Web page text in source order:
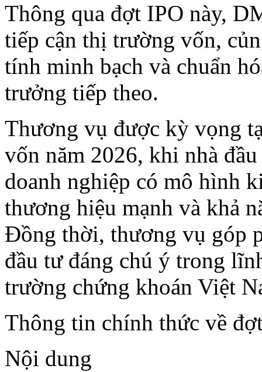
Thông qua đợt IPO này,
tiếp cận thị trường vốn,
tính minh bạch và chuẩn
trưởng tiếp theo.
Thương vụ được kỳ vọng
vốn năm 2026, khi nhà
doanh nghiệp có mô hình
thương hiệu mạnh và khả
Đồng thời, thương vụ góp
đầu tư đáng chú ý trong
trường chứng khoán Việt
Thông tin chính thức về
Nội dung